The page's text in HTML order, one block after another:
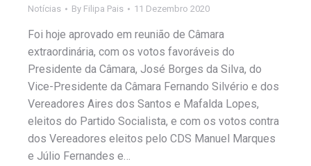
Notícias By Filipa Pais 11 Dezembro 2020
Foi hoje aprovado em reunião de Câmara
extraordinária, com os votos favoráveis do
Presidente da Câmara, José Borges da Silva, do
Vice-Presidente da Câmara Fernando Silvério e dos
Vereadores Aires dos Santos e Mafalda Lopes,
eleitos do Partido Socialista, e com os votos contra
dos Vereadores eleitos pelo CDS Manuel Marques
e Júlio Fernandes e…